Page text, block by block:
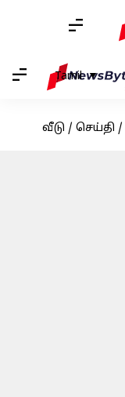
Tamil
வீடு / செய்தி /